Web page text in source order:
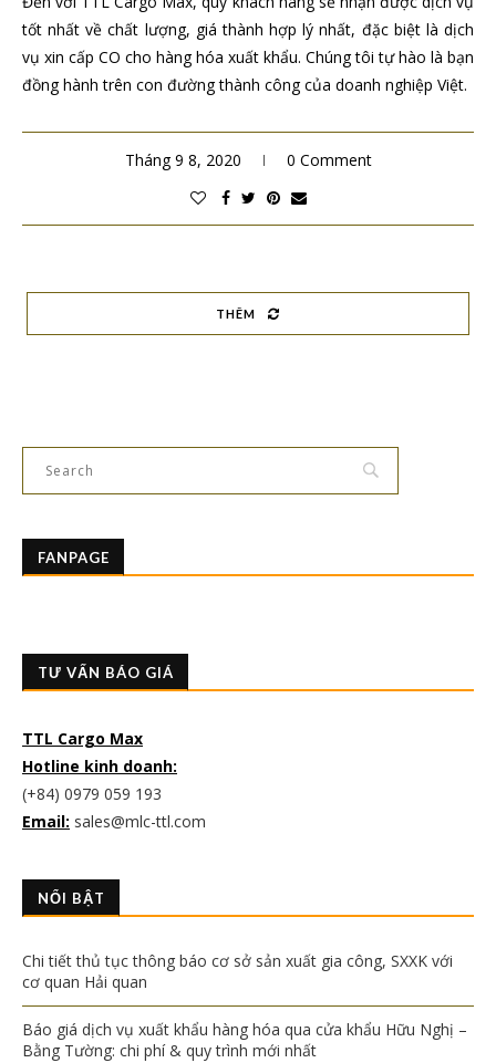
tốt nhất về chất lượng, giá thành hợp lý nhất, đặc biệt là dịch
vụ xin cấp CO cho hàng hóa xuất khẩu. Chúng tôi tự hào là bạn
đồng hành trên con đường thành công của doanh nghiệp Việt.
Tháng 9 8, 2020 0 Comment
THÊM
FANPAGE
TƯ VẤN BÁO GIÁ
TTL Cargo Max
Hotline kinh doanh:
(+84) 0979 059 193
Email: sales@mlc-ttl.com
NỔI BẬT
Chi tiết thủ tục thông báo cơ sở sản xuất gia công, SXXK với
cơ quan Hải quan
Báo giá dịch vụ xuất khẩu hàng hóa qua cửa khẩu Hữu Nghị –
Bằng Tường: chi phí & quy trình mới nhất